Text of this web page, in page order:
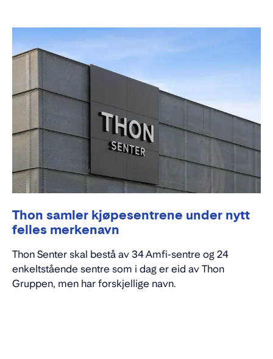
Thon samler kjøpesentrene under nytt
felles merkenavn
Thon Senter skal bestå av 34 Amfi-sentre og 24
enkeltstående sentre som i dag er eid av Thon
Gruppen, men har forskjellige navn.